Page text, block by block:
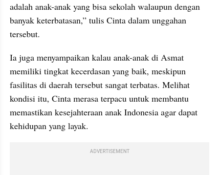
adalah anak-anak yang bisa sekolah walaupun dengan
banyak keterbatasan,” tulis Cinta dalam unggahan
tersebut.
Ia juga menyampaikan kalau anak-anak di Asmat
memiliki tingkat kecerdasan yang baik, meskipun
fasilitas di daerah tersebut sangat terbatas. Melihat
kondisi itu, Cinta merasa terpacu untuk membantu
memastikan kesejahteraan anak Indonesia agar dapat
kehidupan yang layak.
ADVERTISEMENT